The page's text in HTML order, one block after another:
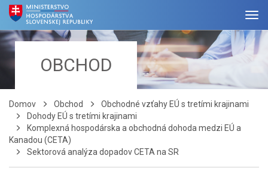
OBCHOD
Domov Obchod
Obchodné vzťahy EÚ s tretími krajinami
Dohody EÚ s tretími krajinami
Komplexná hospodárska a obchodná dohoda medzi EÚ a
Kanadou (CETA)
Sektorová analýza dopadov CETA na SR